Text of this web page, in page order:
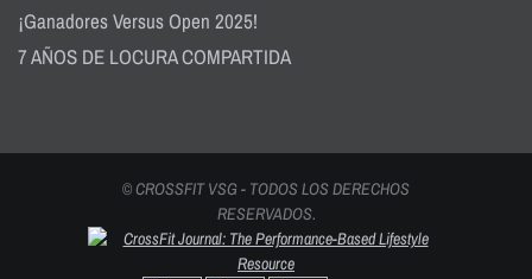
¡Ganadores Versus Open 2025!
7 AÑOS DE LOCURA COMPARTIDA
© CROSSFIT VSG - TODOS LOS DERECHOS
RESERVADOS.